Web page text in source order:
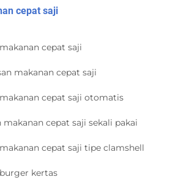
cepat saji
cepat saji
makanan cepat saji
cepat saji otomatis
makanan cepat saji sekali pakai
cepat saji tipe clamshell
kertas